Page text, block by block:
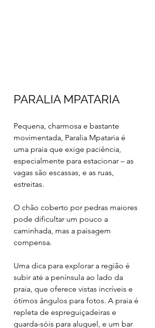
PARALIA MPATARIA
Pequena, charmosa e bastante
movimentada, Paralia Mpataria é
uma praia que exige paciência,
especialmente para estacionar – as
vagas são escassas, e as ruas,
estreitas.
O chão coberto por pedras maiores
pode dificultar um pouco a
caminhada, mas a paisagem
compensa.
Uma dica para explorar a região é
subir até a península ao lado da
praia, que oferece vistas incríveis e
ótimos ângulos para fotos. A praia é
repleta de espreguiçadeiras e
guarda-sóis para aluguel, e um bar